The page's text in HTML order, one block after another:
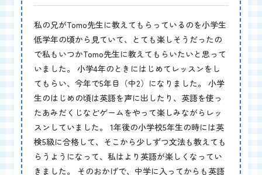
私の兄がTomo先生に教えてもらっているのを小学生
低学年の頃から見ていて、とても楽しそうだったの
で私もいつかTomo先生に教えてもらいたいと思って
いました。 小学4年のときにはじめてレッスンをし
てもらい、今年で5年目（中2）になりました。 小学
生のはじめの頃は英語を声に出したり、英語を使っ
たあみだくじなどゲームをやって楽しみながらレッ
スンしていました。 1年後の小学校5年生の時には英
検5級に合格して、そこから少しずつ文法も教えても
らうようになって、私はより英語が楽しくなってい
きました。 そのおかげで、中学に入ってからも英語